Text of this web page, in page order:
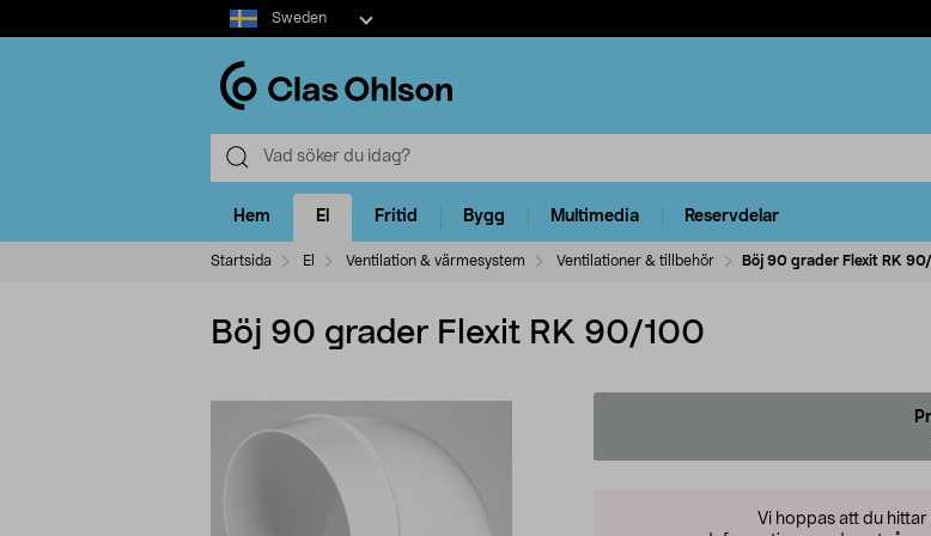
Select
market
Sweden
Hem El Fritid Bygg Multimedia Reservdelar
Startsida El Ventilation & värmesystem Ventilationer & tillbehör Böj 90 grader Flexit RK
Böj 90 grader Flexit RK 90/100
Vi hoppas att du